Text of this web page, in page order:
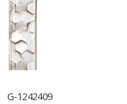
G-1242409